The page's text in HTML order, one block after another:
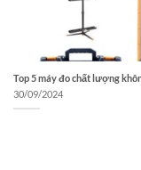
Top 5 máy đo chất lượng
30/09/2024